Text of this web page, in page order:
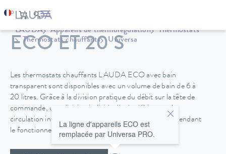
LAUDA Appareils de thermorégulation
Thermostats
Thermostats chauffants
Universa
ECO ET 20 S
Les thermostats chauffants LAUDA ECO avec bain
transparent sont disponibles avec un volume de bain de 6 à
20 litres. Grâce à la division pratique du débit sur la tête de
commande, une division individuelle du débit entre la
circulation interne et externe est également possible pendant
le fonctionnement.
La ligne d'appareils ECO est
remplacée par Universa PRO.